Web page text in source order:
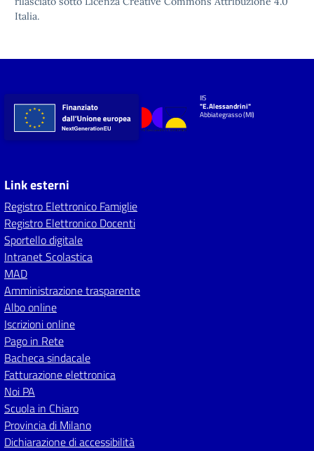
Italia.
IIS
"E.Alessandrini"
Abbiategrasso (MI)
Link esterni
Registro Elettronico Famiglie
Registro Elettronico Docenti
Sportello digitale
Intranet Scolastica
MAD
Amministrazione trasparente
Albo online
Iscrizioni online
Pago in Rete
Bacheca sindacale
Fatturazione elettronica
Noi PA
Scuola in Chiaro
Provincia di Milano
Dichiarazione di accessibilità